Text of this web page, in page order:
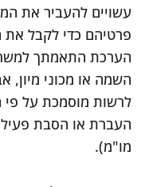
עשויים להעביר את
פרטיהם כדי לקבל את
הערכת התאמתך
השמה או מכוני מיון,
לרשות מוסמכת על פי
העברת או הסבת
מו"מ).